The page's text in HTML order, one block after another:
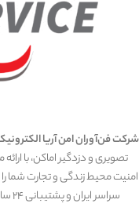
شرکت فن‌آوران امن آریا
تصویری و دزدگیر اماکن، با
سراسر ایران و پشتیبانی 24 ساعته، همواره آماده خدمت‌رسانی به شما هستیم.